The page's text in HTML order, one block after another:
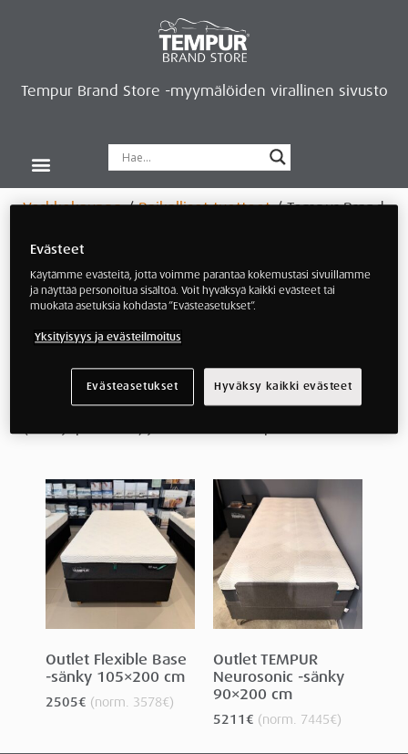
Tempur Brand Store -myymälöiden virallinen sivusto
Verkkokauppa/Paikalliset tuotteet/ Tempur Brand
Tempur Brand Store
Espoo Iso Omena
vuoteen valinnassa!Varaa aika kartoitukseen
klikkaamalla tästä. Ajanvaraaja saa myös lahjan
Outlet Flexible Base
-sänky 105×200 cm
2505€ (norm. 3578€)
Outlet TEMPUR
Neurosonic -sänky
90×200 cm
5211€ (norm. 7445€)
Evästeet
Käytämme evästeitä, jotta voimme parantaa kokemustasi sivuillamme
ja näyttää personoitua sisältöä. Voit hyväksyä kaikki evästeet tai
muokata asetuksia kohdasta ”Evästeasetukset”.
Yksityisyys ja evästeilmoitus
Evästeasetukset Hyväksy kaikki evästeet